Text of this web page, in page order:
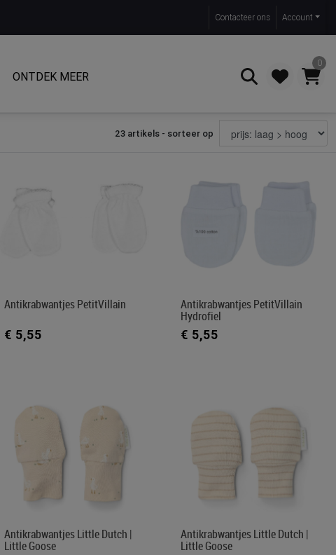
Contacteer ons Account
ONTDEK MEER
0
Zoeken
23 artikels - sorteer op
Antikrabwantjes PetitVillain
€ 5,55
Antikrabwantjes PetitVillain
Hydrofiel
€ 5,55
Antikrabwantjes Little Dutch |
Little Goose
Antikrabwantjes Little Dutch |
Little Goose